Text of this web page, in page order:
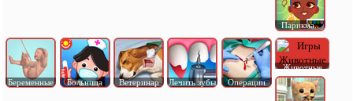
Парикма..
Беременные Больница Ветеринар Лечить зубы Операции
Животные